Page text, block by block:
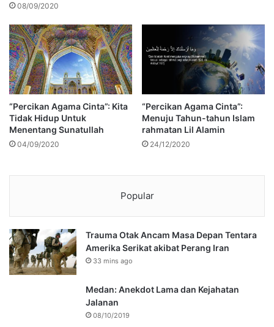
08/09/2020
“Percikan Agama Cinta”: Kita
Tidak Hidup Untuk
Menentang Sunatullah
04/09/2020
“Percikan Agama Cinta”:
Menuju Tahun-tahun Islam
rahmatan Lil Alamin
24/12/2020
Popular
Trauma Otak Ancam Masa Depan Tentara
Amerika Serikat akibat Perang Iran
33 mins ago
Medan: Anekdot Lama dan Kejahatan
Jalanan
08/10/2019